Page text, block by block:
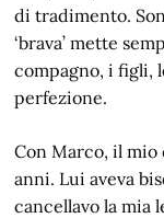
di tradimento.
‘brava’ mette
compagno, i figli,
perfezione.
Con Marco, il mio
anni. Lui aveva
cancellavo la mia